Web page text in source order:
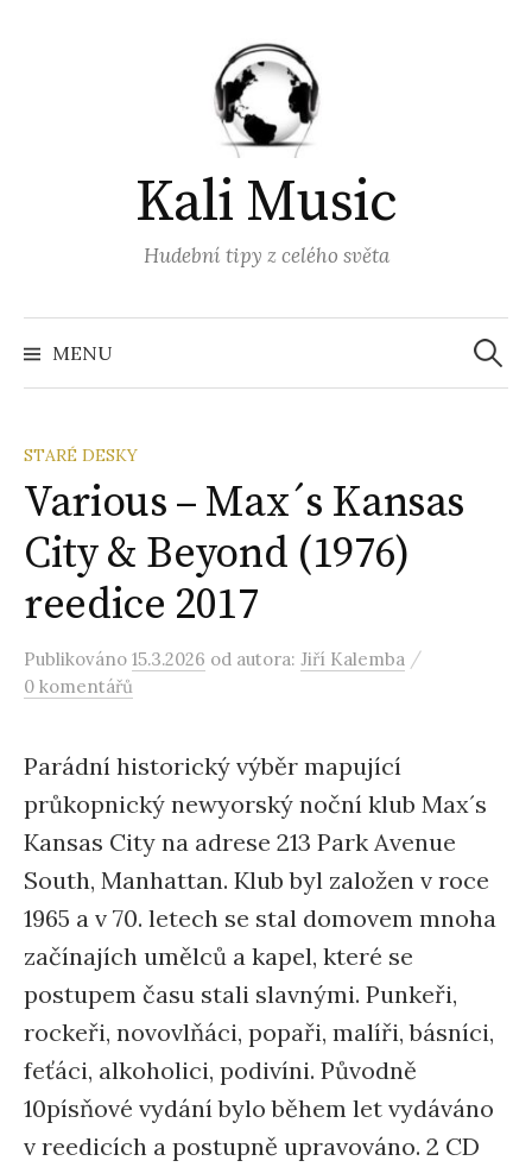
Kali Music
Hudební tipy z celého světa
MENU
STARÉ DESKY
Various – Max´s Kansas
City & Beyond (1976)
reedice 2017
Publikováno 15.3.2026 od autora: Jiří Kalemba /
0 komentářů
Parádní historický výběr mapující
průkopnický newyorský noční klub Max´s
Kansas City na adrese 213 Park Avenue
South, Manhattan. Klub byl založen v roce
1965 a v 70. letech se stal domovem mnoha
začínajích umělců a kapel, které se
postupem času stali slavnými. Punkeři,
rockeři, novovlňáci, popaři, malíři, básníci,
feťáci, alkoholici, podivíni. Původně
10písňové vydání bylo během let vydáváno
v reedicích a postupně upravováno. 2 CD